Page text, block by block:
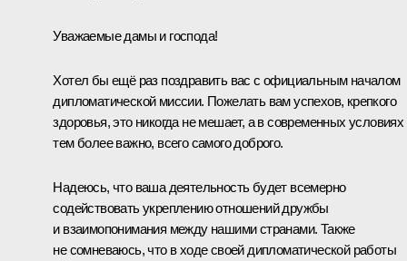
Уважаемые дамы и господа!
Хотел бы ещё раз поздравить вас с официальным началом
дипломатической миссии. Пожелать вам успехов, крепкого
здоровья, это никогда не мешает, а в современных условиях
тем более важно, всего самого доброго.
Надеюсь, что ваша деятельность будет всемерно
содействовать укреплению отношений дружбы
и взаимопонимания между нашими странами. Также
не сомневаюсь, что в ходе своей дипломатической работы